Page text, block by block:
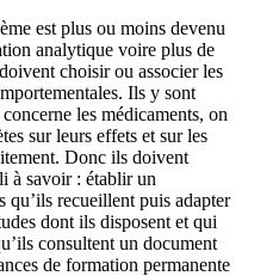
est plus ou moins devenu
analytique voire plus de
choisir ou associer les
Ils y sont
les médicaments, on
sur leurs effets et sur les
Donc ils doivent
à savoir : établir un
qu’ils recueillent puis adapter
dont ils disposent et qui
consultent un document
de formation permanente